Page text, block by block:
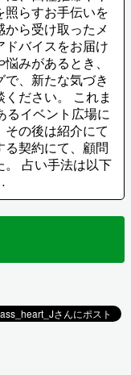
照らすお手伝いを
から受け取ったメ
ドバイスをお届け
みがあるとき、
、新たな気づき
ださい。 これま
るイベント広場に
その後は紹介にて
る契約にて、顧問
。 占い手法は以下